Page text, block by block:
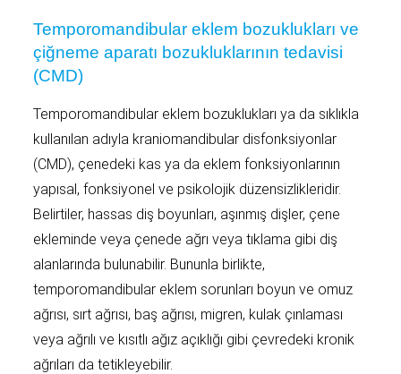
Temporomandibular eklem bozuklukları ve
çiğneme aparatı bozukluklarının tedavisi
(CMD)
Temporomandibular eklem bozuklukları ya da sıklıkla
kullanılan adıyla kraniomandibular disfonksiyonlar
(CMD), çenedeki kas ya da eklem fonksiyonlarının
yapısal, fonksiyonel ve psikolojik düzensizlikleridir.
Belirtiler, hassas diş boyunları, aşınmış dişler, çene
ekleminde veya çenede ağrı veya tıklama gibi diş
alanlarında bulunabilir. Bununla birlikte,
temporomandibular eklem sorunları boyun ve omuz
ağrısı, sırt ağrısı, baş ağrısı, migren, kulak çınlaması
veya ağrılı ve kısıtlı ağız açıklığı gibi çevredeki kronik
ağrıları da tetikleyebilir.